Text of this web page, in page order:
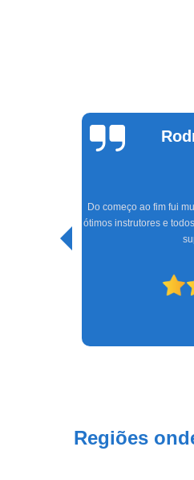
Júnior na parte da
muita atenção e
consegui passar de
Regiões